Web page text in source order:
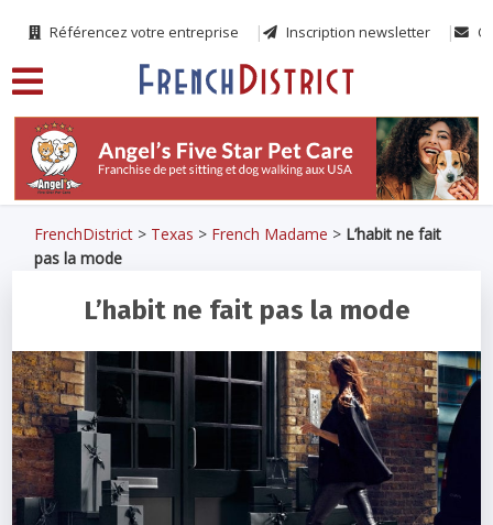
Référencez votre entreprise Inscription newsletter
FrenchDistrict > Texas > French Madame > L’habit ne fait
pas la mode
L’habit ne fait pas la mode